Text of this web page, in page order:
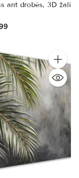
ant drobės, 3D žali
Kiekis